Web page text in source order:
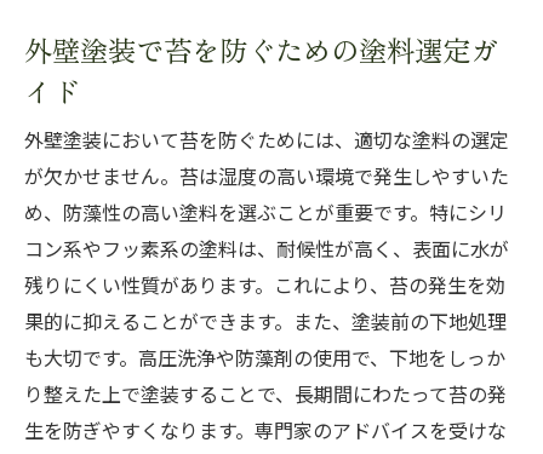
外壁塗装で苔を防ぐための塗料選定ガ
イド
外壁塗装において苔を防ぐためには、適切な塗料の選定
が欠かせません。苔は湿度の高い環境で発生しやすいた
め、防藻性の高い塗料を選ぶことが重要です。特にシリ
コン系やフッ素系の塗料は、耐候性が高く、表面に水が
残りにくい性質があります。これにより、苔の発生を効
果的に抑えることができます。また、塗装前の下地処理
も大切です。高圧洗浄や防藻剤の使用で、下地をしっか
り整えた上で塗装することで、長期間にわたって苔の発
生を防ぎやすくなります。専門家のアドバイスを受けな